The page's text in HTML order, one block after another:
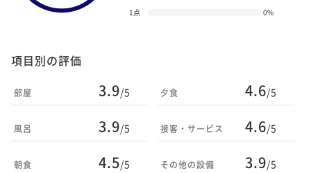
1点
0%
項目別の評価
部屋 3.9/5
風呂 3.9/5
朝食 4.5/5
夕食 4.6/5
接客・サービス 4.6/5
その他の設備 3.9/5